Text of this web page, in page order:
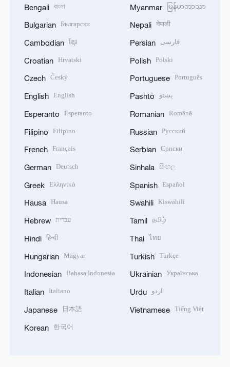
Bengali বাংলা
Bulgarian Български
Cambodian ខ្មែរ
Croatian Hrvatski
Czech Český
English English
Esperanto Esperanto
Filipino Filipino
French Français
German Deutsch
Greek Ελληνικά
Hausa Hausa
Hebrew עברית
Hindi हिन्दी
Hungarian Magyar
Indonesian Bahasa Indonesia
Italian Italiano
Japanese 日本語
Korean 한국어
Myanmar မြန်မာဘာသာ
Nepali नेपाली
Persian فارسی
Polish Polski
Portuguese Português
Pashto پښتو
Romanian Română
Russian Русский
Serbian Српски
Sinhala සිංහල
Spanish Español
Swahili Kiswahili
Tamil தமிழ்
Thai ไทย
Turkish Türkçe
Ukrainian Українська
Urdu اردو
Vietnamese Tiếng Việt